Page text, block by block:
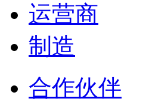
运营商
制造
合作伙伴